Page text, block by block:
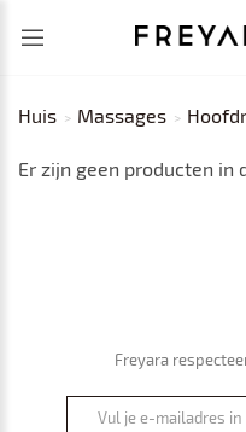
Huis Massages
Er zijn geen producten in
Freyara